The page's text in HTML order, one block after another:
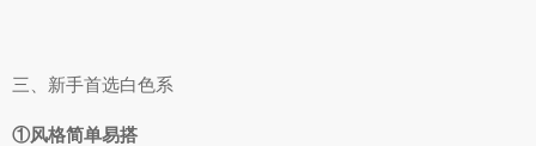
三、新手首选白色系
①风格简单易搭